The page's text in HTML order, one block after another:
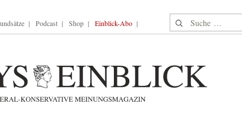
Podcast Shop Einblick-Abo Suche nach: